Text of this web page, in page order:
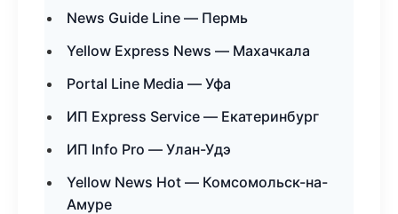
News Guide Line — Пермь
Yellow Express News — Махачкала
Portal Line Media — Уфа
ИП Express Service — Екатеринбург
ИП Info Pro — Улан-Удэ
Yellow News Hot — Комсомольск-на-
Амуре